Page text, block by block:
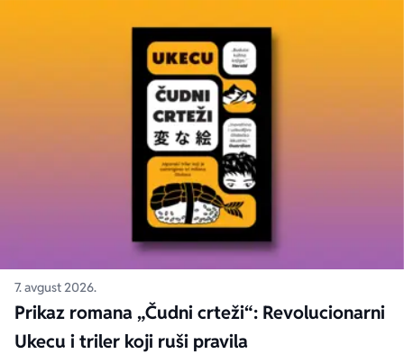
7. avgust 2026.
Prikaz romana „Čudni crteži“: Revolucionarni
Ukecu i triler koji ruši pravila